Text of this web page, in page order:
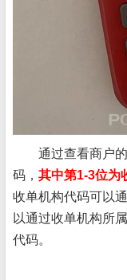
通过查看商户
码， 其中第1-3位为
收单机构代码可以
以通过收单机构所
代码。